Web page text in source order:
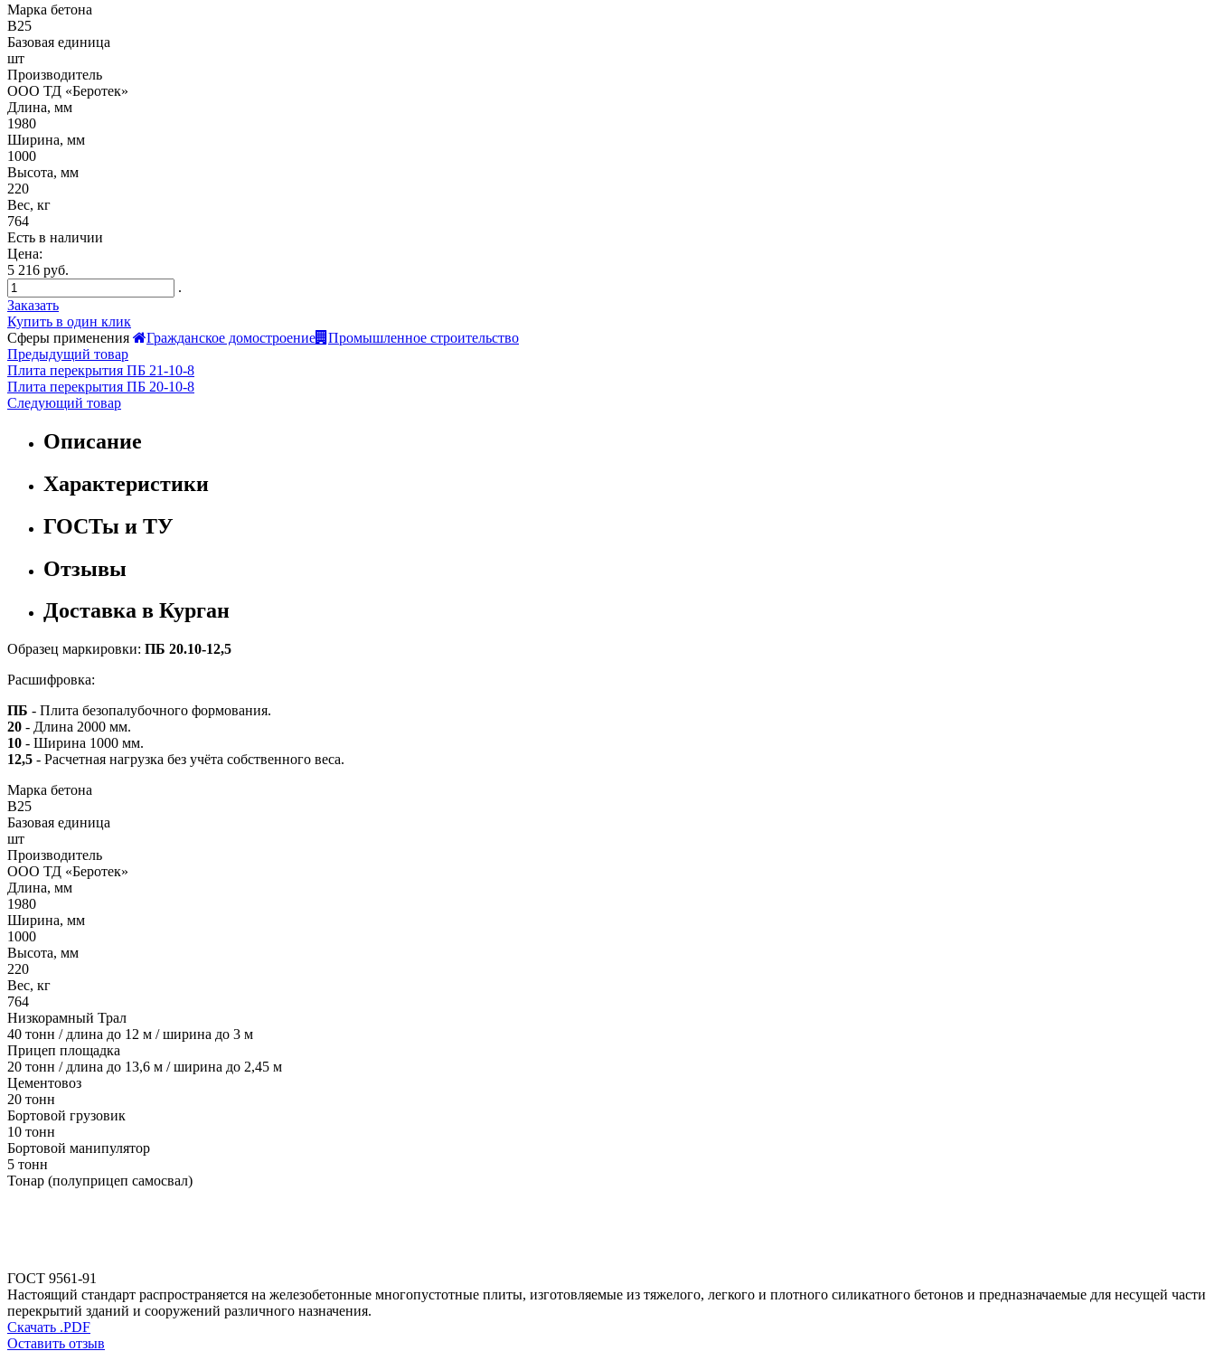
Марка бетона
B25
Базовая единица
шт
Производитель
ООО ТД «Беротек»
Длина, мм
1980
Ширина, мм
1000
Высота, мм
220
Вес, кг
764
Есть в наличии
Цена:
5 216 руб.
.
Заказать
Купить в один клик
Сферы применения
Гражданское домостроение
Промышленное строительство
Предыдущий товар
Плита перекрытия ПБ 21-10-8
Плита перекрытия ПБ 20-10-8
Следующий товар
Описание
Характеристики
ГОСТы и ТУ
Отзывы
Доставка в Курган
Образец маркировки: ПБ 20.10-12,5
Расшифровка:
ПБ - Плита безопалубочного формования.
20 - Длина 2000 мм.
10 - Ширина 1000 мм.
12,5 - Расчетная нагрузка без учёта собственного веса.
Марка бетона
B25
Базовая единица
шт
Производитель
ООО ТД «Беротек»
Длина, мм
1980
Ширина, мм
1000
Высота, мм
220
Вес, кг
764
Низкорамный Трал
40 тонн / длина до 12 м / ширина до 3 м
Прицеп площадка
20 тонн / длина до 13,6 м / ширина до 2,45 м
Цементовоз
20 тонн
Бортовой грузовик
10 тонн
Бортовой манипулятор
5 тонн
Тонар (полуприцеп самосвал)
ГОСТ 9561-91
Настоящий стандарт распространяется на железобетонные многопустотные плиты, изготовляемые из тяжелого, легкого и плотного силикатного бетонов и предназначаемые для несущей части
перекрытий зданий и сооружений различного назначения.
Скачать .PDF
Оставить отзыв